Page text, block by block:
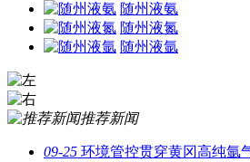
随州液氨
随州液氮
随州液氩
推荐新闻
09-25 环境管控贯穿黄冈高纯氩